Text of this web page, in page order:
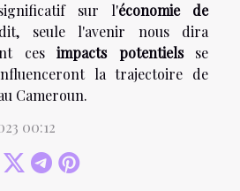
sur l'économie de
seule l'avenir nous dira
cesimpacts potentielsse
la trajectoire de
Cameroun.
00:12